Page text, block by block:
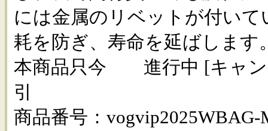
には金属のリベットが付いて
耗を防ぎ、寿命を延ばします
本商品只今 進行中 [キャン
引
商品番号：vogvip2025WBAG-